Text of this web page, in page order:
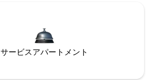
サービスアパートメント